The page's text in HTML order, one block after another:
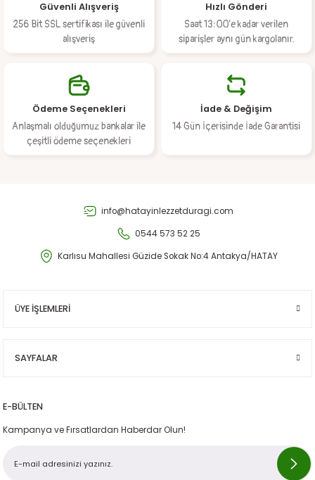
Ürün resmi kalitesiz, bozuk veya görüntülenemiyor.
Ürün açıklamasında eksik bilgiler bulunuyor.
Ürün fiyatı diğer sitelerden daha pahalı.
Bu ürüne benzer farklı alternatifler olmalı.
Güvenli Alışveriş
256 Bit SSL sertifikası ile güvenli
alışveriş
Hızlı Gönderi
Saat 13:00’e kadar verilen
siparişler aynı gün kargolanır.
Ödeme Seçenekleri
Anlaşmalı olduğumuz bankalar ile
çeşitli ödeme seçenekleri
İade & Değişim
14 Gün İçerisinde İade Garantisi
info@hatayinlezzetduragi.com
0544 573 52 25
Karlısu Mahallesi Güzide Sokak No:4 Antakya/HATAY
ÜYE İŞLEMLERİ
SAYFALAR
E-BÜLTEN
Kampanya ve Fırsatlardan Haberdar Olun!